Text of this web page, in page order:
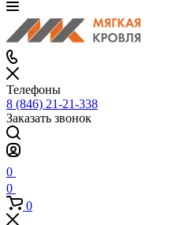
Телефоны
8 (846) 21-21-338
Заказать звонок
0
0
0